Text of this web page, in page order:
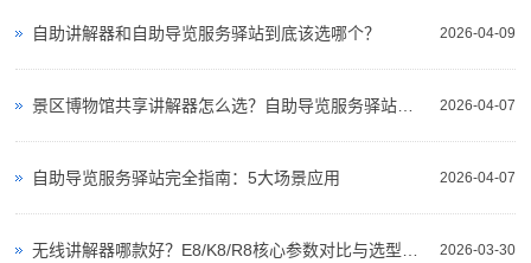
2026-04-09
自助讲解器和自助导览服务驿站到底该选哪个？
2026-04-07
景区博物馆共享讲解器怎么选？自助导览服务驿站部署全攻略（2026版）
2026-04-07
自助导览服务驿站完全指南：5大场景应用
2026-03-30
无线讲解器哪款好？E8/K8/R8核心参数对比与选型指南